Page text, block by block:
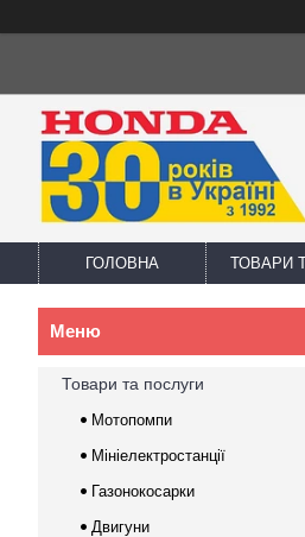
ГОЛОВНА ТОВАРИ
Товари та послуги
Мотопомпи
Мініелектростанції
Газонокосарки
Двигуни